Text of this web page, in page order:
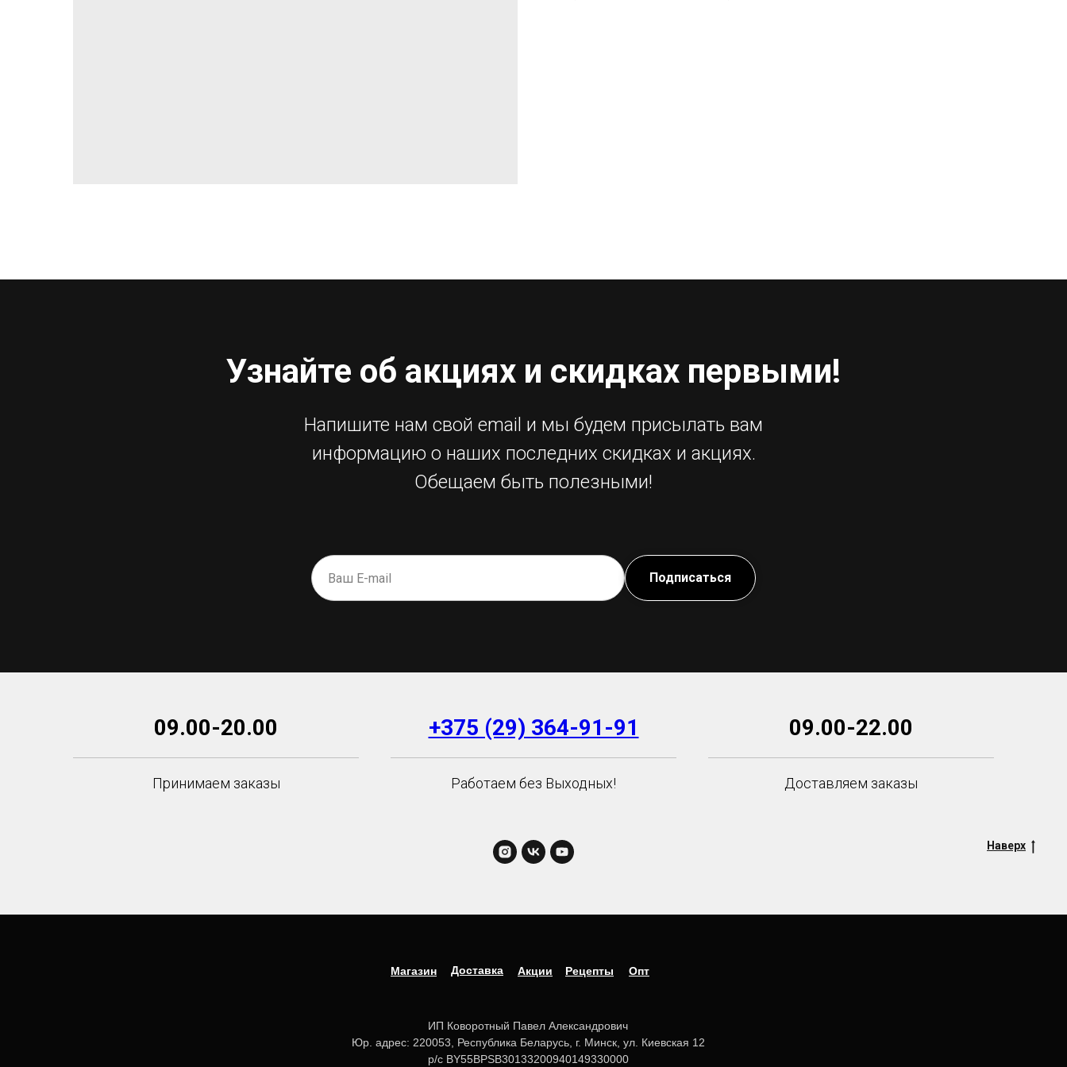
Узнайте об акциях и скидках первыми!
Напишите нам свой email и мы будем присылать вам
информацию о наших последних скидках и акциях.
Обещаем быть полезными!
Подписаться
09.00-20.00
Принимаем заказы
+375 (29) 364-91-91
Работаем без Выходных!
09.00-22.00
Доставляем заказы
Наверх
ИП Коворотный Павел Александрович
Юр. адрес: 220053, Республика Беларусь, г. Минск, ул. Киевская 12
р/с BY55BPSB30133200940149330000
Магазин Доставка Акции Опт
Рецепты